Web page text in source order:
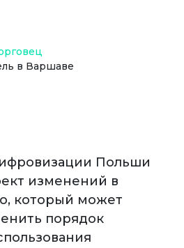
в Варшаве
Польши
изменений в
который может
порядок